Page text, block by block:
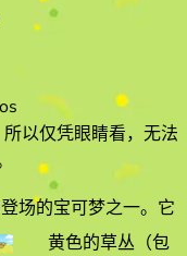
以仅凭眼睛看，无法
场的宝可梦之一。它
黄色的草丛 （包